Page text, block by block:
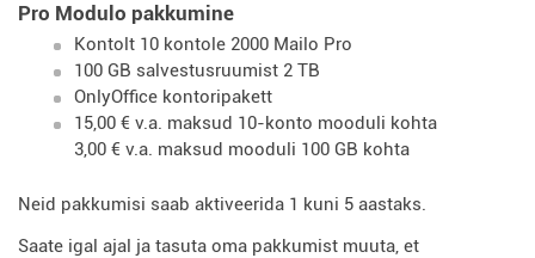
Pro Modulo pakkumine
Kontolt 10 kontole 2000 Mailo Pro
100 GB salvestusruumist 2 TB
OnlyOffice kontoripakett
15,00 € v.a. maksud 10-konto mooduli kohta
3,00 € v.a. maksud mooduli 100 GB kohta
Neid pakkumisi saab aktiveerida 1 kuni 5 aastaks.
Saate igal ajal ja tasuta oma pakkumist muuta, et